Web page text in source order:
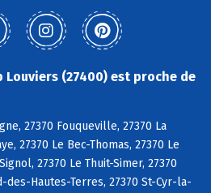
(27400) est proche de
27370 Fouqueville, 27370 La
27370 Le Bec-Thomas, 27370 Le
27370 Le Thuit-Simer, 27370
des-Hautes-Terres, 27370 St-Cyr-la-